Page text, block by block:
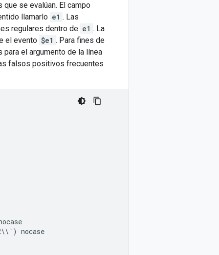
se evalúan. El campo
llamarlo e1 . Las
regulares dentro de e1 . La
el evento $e1 . Para fines de
el argumento de la línea
falsos positivos frecuentes
nocase